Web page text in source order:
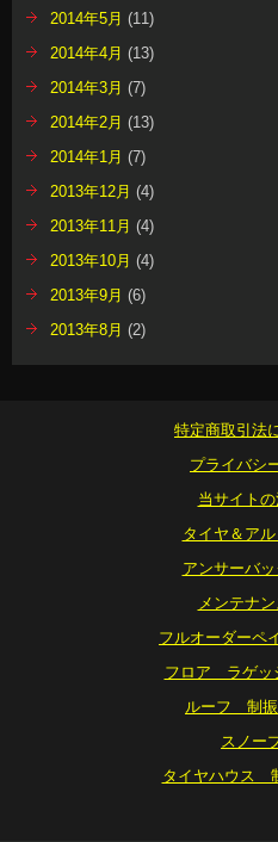
2014年5月 (11)
2014年4月 (13)
2014年3月 (7)
2014年2月 (13)
2014年1月 (7)
2013年12月 (4)
2013年11月 (4)
2013年10月 (4)
2013年9月 (6)
2013年8月 (2)
特定商取引法
プライバシ
当サイト
タイヤ＆ア
アンサーバ
メンテナ
フルオーダーペ
フロア ラゲ
ルーフ 制
スノー
タイヤハウス